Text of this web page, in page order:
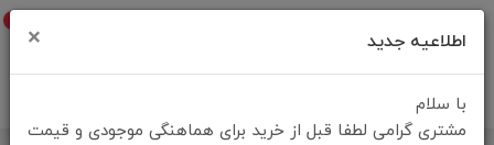
اطلاعیه جدید ×
با سلام
مشتری گرامی لطفا قبل از خرید برای هماهنگی موجودی و قیمت